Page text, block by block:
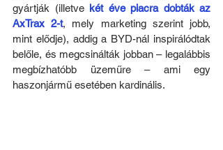
gyártják (illetve két éve piacra dobták az
AxTrax 2-t, mely marketing szerint jobb,
mint elődje), addig a BYD-nál inspirálódtak
belőle, és megcsinálták jobban – legalábbis
megbízhatóbb üzeműre – ami egy
haszonjármű esetében kardinális.